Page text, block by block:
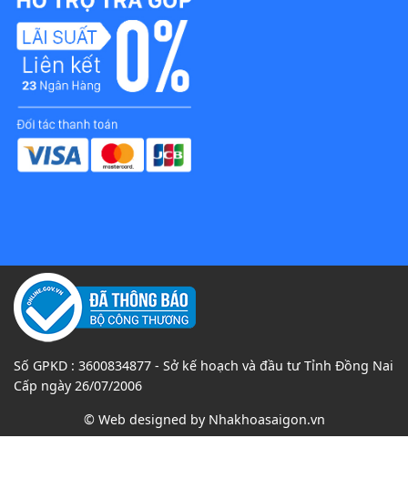
Số GPKD : 3600834877 - Sở kế hoạch và đầu tư Tỉnh Đồng Nai
Cấp ngày 26/07/2006
© Web designed by Nhakhoasaigon.vn